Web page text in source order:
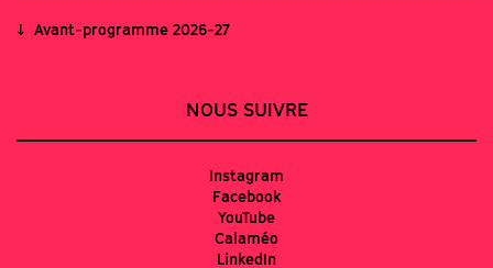
Avant-programme 2026-27
NOUS SUIVRE
Instagram
Facebook
YouTube
Calaméo
LinkedIn